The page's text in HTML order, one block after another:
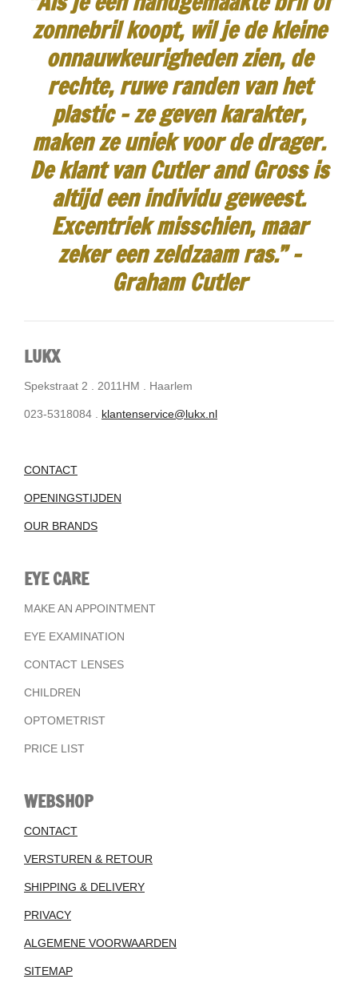
zonnebril koopt, wil je de kleine
onnauwkeurigheden zien, de
rechte, ruwe randen van het
plastic - ze geven karakter,
maken ze uniek voor de drager.
De klant van Cutler and Gross is
altijd een individu geweest.
Excentriek misschien, maar
zeker een zeldzaam ras.” -
Graham Cutler
LUKX
Spekstraat 2 . 2011HM . Haarlem
023-5318084 . klantenservice@lukx.nl
CONTACT
OPENINGSTIJDEN
OUR BRANDS
EYE CARE
MAKE AN APPOINTMENT
EYE EXAMINATION
CONTACT LENSES
CHILDREN
OPTOMETRIST
PRICE LIST
WEBSHOP
CONTACT
VERSTUREN & RETOUR
SHIPPING & DELIVERY
PRIVACY
ALGEMENE VOORWAARDEN
SITEMAP